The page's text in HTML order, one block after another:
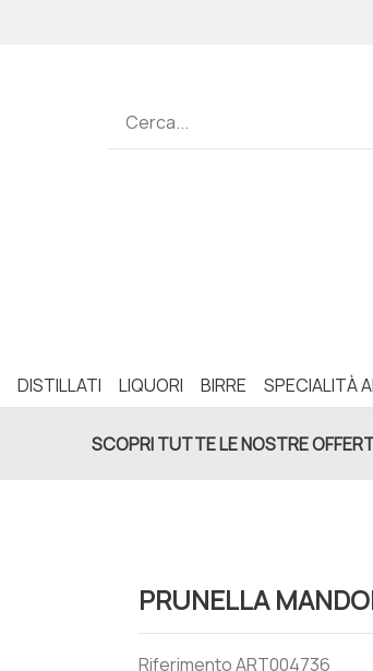
DISTILLATI LIQUORI BIRRE SPECIALITÀ
SCOPRI TUTTE LE NOSTRE
PRUNELLA
RiferimentoART004736